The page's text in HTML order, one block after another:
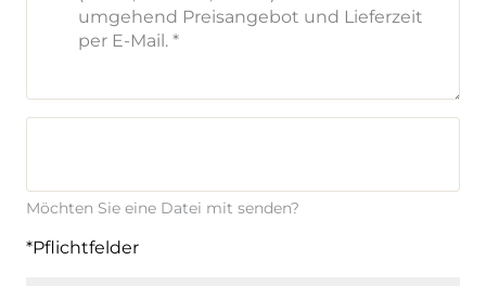
Möchten Sie eine Datei mit senden?
*Pflichtfelder